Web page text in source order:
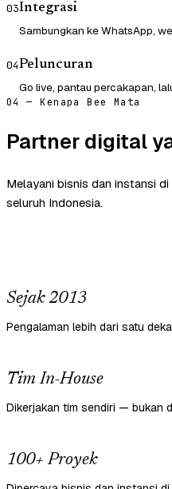
03Integrasi
Sambungkan ke WhatsApp,
04Peluncuran
Go live, pantau percakapan,
04 — Kenapa Bee Mata
Partner digital
Melayani bisnis dan instansi
seluruh Indonesia.
Sejak 2013
Pengalaman lebih dari satu
Tim In-House
Dikerjakan tim sendiri — bukan
100+ Proyek